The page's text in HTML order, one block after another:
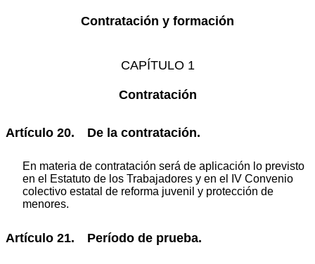
Contratación y formación
CAPÍTULO 1
Contratación
Artículo 20. De la contratación.
En materia de contratación será de aplicación lo previsto
en el Estatuto de los Trabajadores y en el IV Convenio
colectivo estatal de reforma juvenil y protección de
menores.
Artículo 21. Período de prueba.